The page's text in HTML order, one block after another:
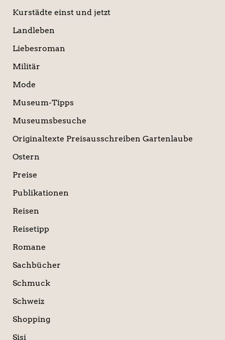
Kurstädte einst und jetzt
Landleben
Liebesroman
Militär
Mode
Museum-Tipps
Museumsbesuche
Originaltexte Preisausschreiben Gartenlaube
Ostern
Preise
Publikationen
Reisen
Reisetipp
Romane
Sachbücher
Schmuck
Schweiz
Shopping
Sisi